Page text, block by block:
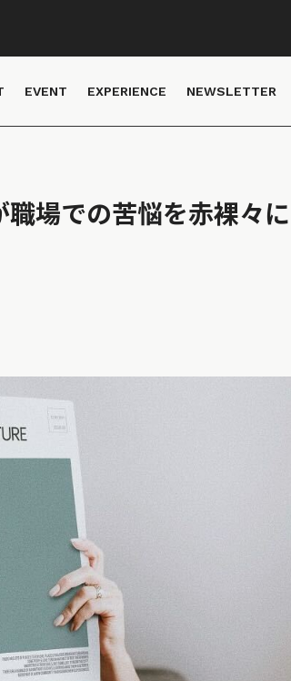
EVENT EXPERIENCE NEWSLETTER
場での苦悩を赤裸々に